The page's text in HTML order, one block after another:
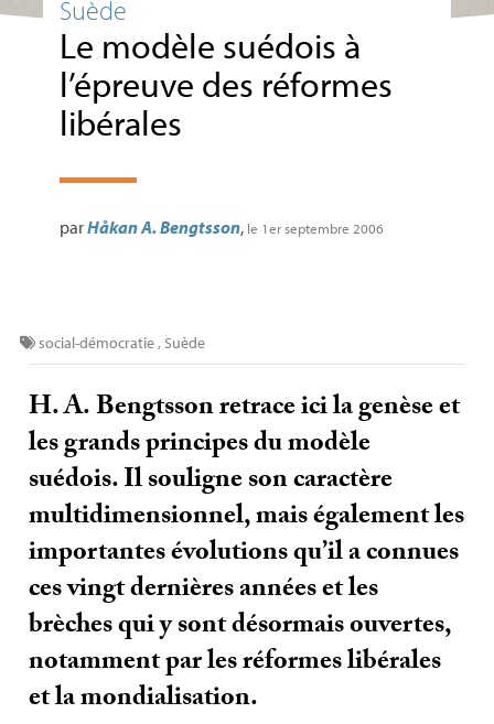
Suède
Le modèle suédois à
l’épreuve des réformes
libérales
parHåkan A. Bengtsson, le 1er septembre 2006
social-démocratie, Suède
H. A.Bengtsson retrace ici la genèse et
les grands principes du modèle
suédois. Il souligne son caractère
multidimensionnel, mais également les
importantes évolutions qu’il a connues
ces vingt dernières années et les
brèches qui y sont désormais ouvertes,
notamment par les réformes libérales
et la mondialisation.